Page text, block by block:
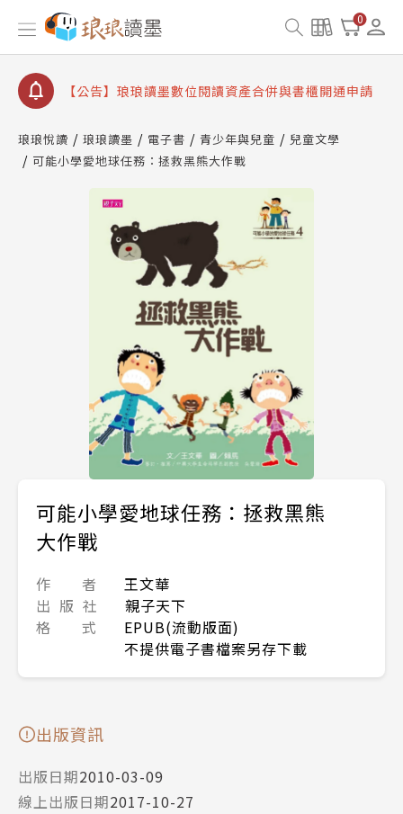
0
【公告】琅琅讀墨 3 分鐘完成書櫃開通與資產合併申
請圖文教學
【公告】琅琅書店服務升級重要說明及資產合併結果
【公告】琅琅讀墨數位閱讀資產合併與書櫃開通申請
琅琅悅讀 琅琅讀墨 電子書 青少年與兒童
兒童文學
可能小學愛地球任務：拯救黑熊大作戰
可能小學愛地球任務：拯救黑熊
大作戰
作 者
王文華
出 版 社
親子天下
格 式
EPUB(流動版面)
不提供電子書檔案另存下載
出版資訊
出版日期2010-03-09
線上出版日期2017-10-27